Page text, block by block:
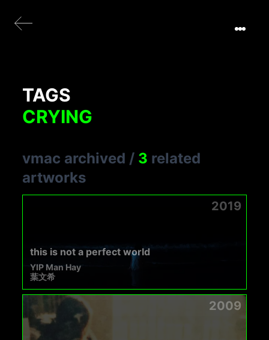
TAGS
CRYING
vmac archived / 3 related
artworks
2019
this is not a perfect world
YIP Man Hay
葉文希
2009